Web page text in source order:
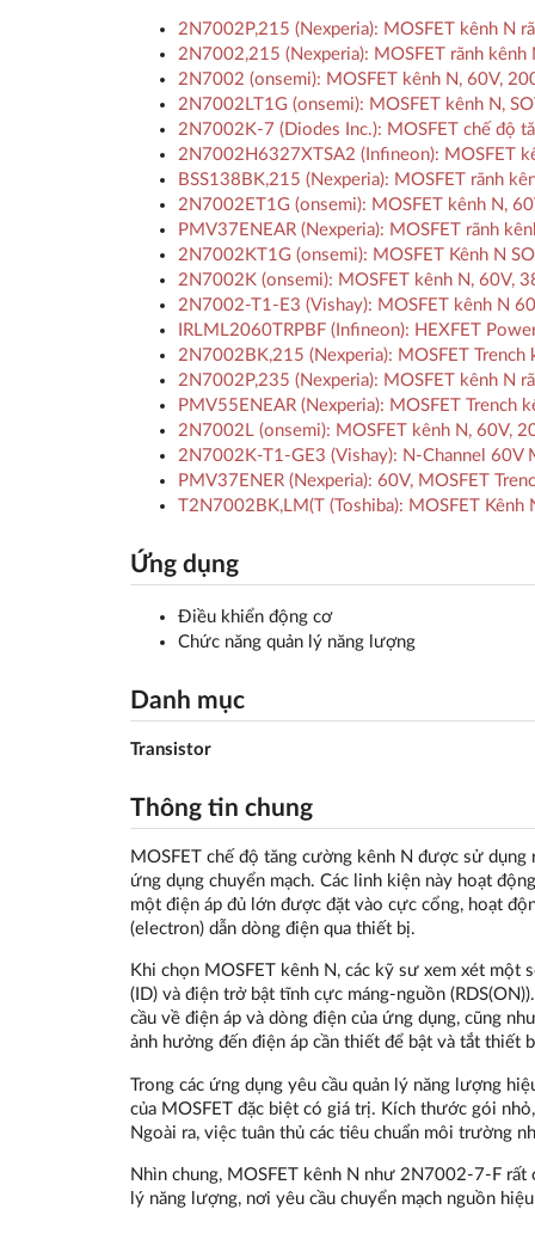
2N7002P,215 (Nexperia): MOSFET kênh N
2N7002,215 (Nexperia): MOSFET rãnh kênh
2N7002 (onsemi): MOSFET kênh N, 60V,
2N7002LT1G (onsemi): MOSFET kênh N,
2N7002K-7 (Diodes Inc.): MOSFET chế độ
2N7002H6327XTSA2 (Infineon): MOSFET
BSS138BK,215 (Nexperia): MOSFET rãnh
2N7002ET1G (onsemi): MOSFET kênh N,
PMV37ENEAR (Nexperia): MOSFET rãnh
2N7002KT1G (onsemi): MOSFET Kênh N
2N7002K (onsemi): MOSFET kênh N, 60V,
2N7002-T1-E3 (Vishay): MOSFET kênh N
IRLML2060TRPBF (Infineon): HEXFET
2N7002BK,215 (Nexperia): MOSFET
2N7002P,235 (Nexperia): MOSFET kênh N
PMV55ENEAR (Nexperia): MOSFET Trench
2N7002L (onsemi): MOSFET kênh N, 60V,
2N7002K-T1-GE3 (Vishay): N-Channel 60V
PMV37ENER (Nexperia): 60V, MOSFET
T2N7002BK,LM(T (Toshiba): MOSFET
Ứng dụng
Điều khiển động cơ
Chức năng quản lý năng lượng
Danh mục
Transistor
Thông tin chung
MOSFET chế độ tăng cường kênh N được sử
ứng dụng chuyển mạch. Các linh kiện này hoạt
một điện áp đủ lớn được đặt vào cực cổng, hoạt
(electron) dẫn dòng điện qua thiết bị.
Khi chọn MOSFET kênh N, các kỹ sư xem xét một
(ID) và điện trở bật tĩnh cực máng-nguồn
cầu về điện áp và dòng điện của ứng dụng, cũng
ảnh hưởng đến điện áp cần thiết để bật và tắt thiết
Trong các ứng dụng yêu cầu quản lý năng lượng
của MOSFET đặc biệt có giá trị. Kích thước gói
Ngoài ra, việc tuân thủ các tiêu chuẩn môi trường
Nhìn chung, MOSFET kênh N như 2N7002-7-F
lý năng lượng, nơi yêu cầu chuyển mạch nguồn